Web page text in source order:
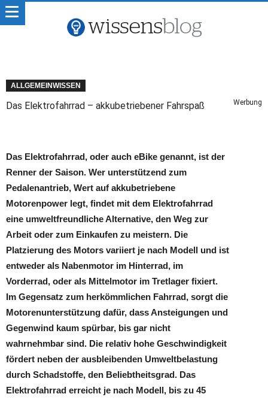
ALLGEMEINWISSEN
Das Elektrofahrrad – akkubetriebener Fahrspaß Werbung
Das Elektrofahrrad, oder auch eBike genannt, ist der
Renner der Saison. Wer unterstützend zum
Pedalenantrieb, Wert auf akkubetriebene
Motorenpower legt, findet mit dem Elektrofahrrad
eine umweltfreundliche Alternative, den Weg zur
Arbeit oder zum Einkaufen zu meistern. Die
Platzierung des Motors variiert je nach Modell und ist
entweder als Nabenmotor im Hinterrad, im
Vorderrad, oder als Mittelmotor im Tretlager fixiert.
Im Gegensatz zum herkömmlichen Fahrrad, sorgt die
Motorenunterstützung dafür, dass Ansteigungen und
Gegenwind kaum spürbar, bis gar nicht
wahrnehmbar sind. Die relativ hohe Geschwindigkeit
fördert neben der ausbleibenden Umweltbelastung
durch Schadstoffe, den Beliebtheitsgrad. Das
Elektrofahrrad erreicht je nach Modell, bis zu 45